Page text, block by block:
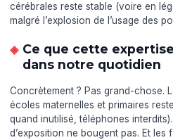
cérébrales reste stable (voire en
malgré l’explosion de l’usage des
Ce que cette
dans notre quotidien
Concrètement ? Pas grand-chose.
écoles maternelles et primaires
quand inutilisé, téléphones
d’exposition ne bougent pas. Et les